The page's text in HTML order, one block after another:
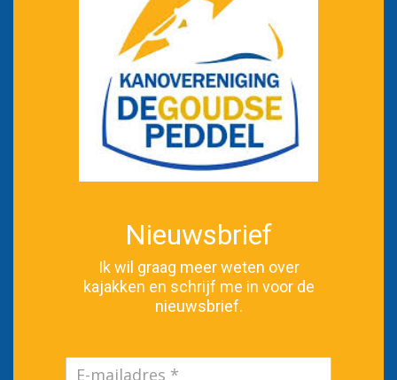
Nieuwsbrief
Ik wil graag meer weten over
kajakken en schrijf me in voor de
nieuwsbrief.